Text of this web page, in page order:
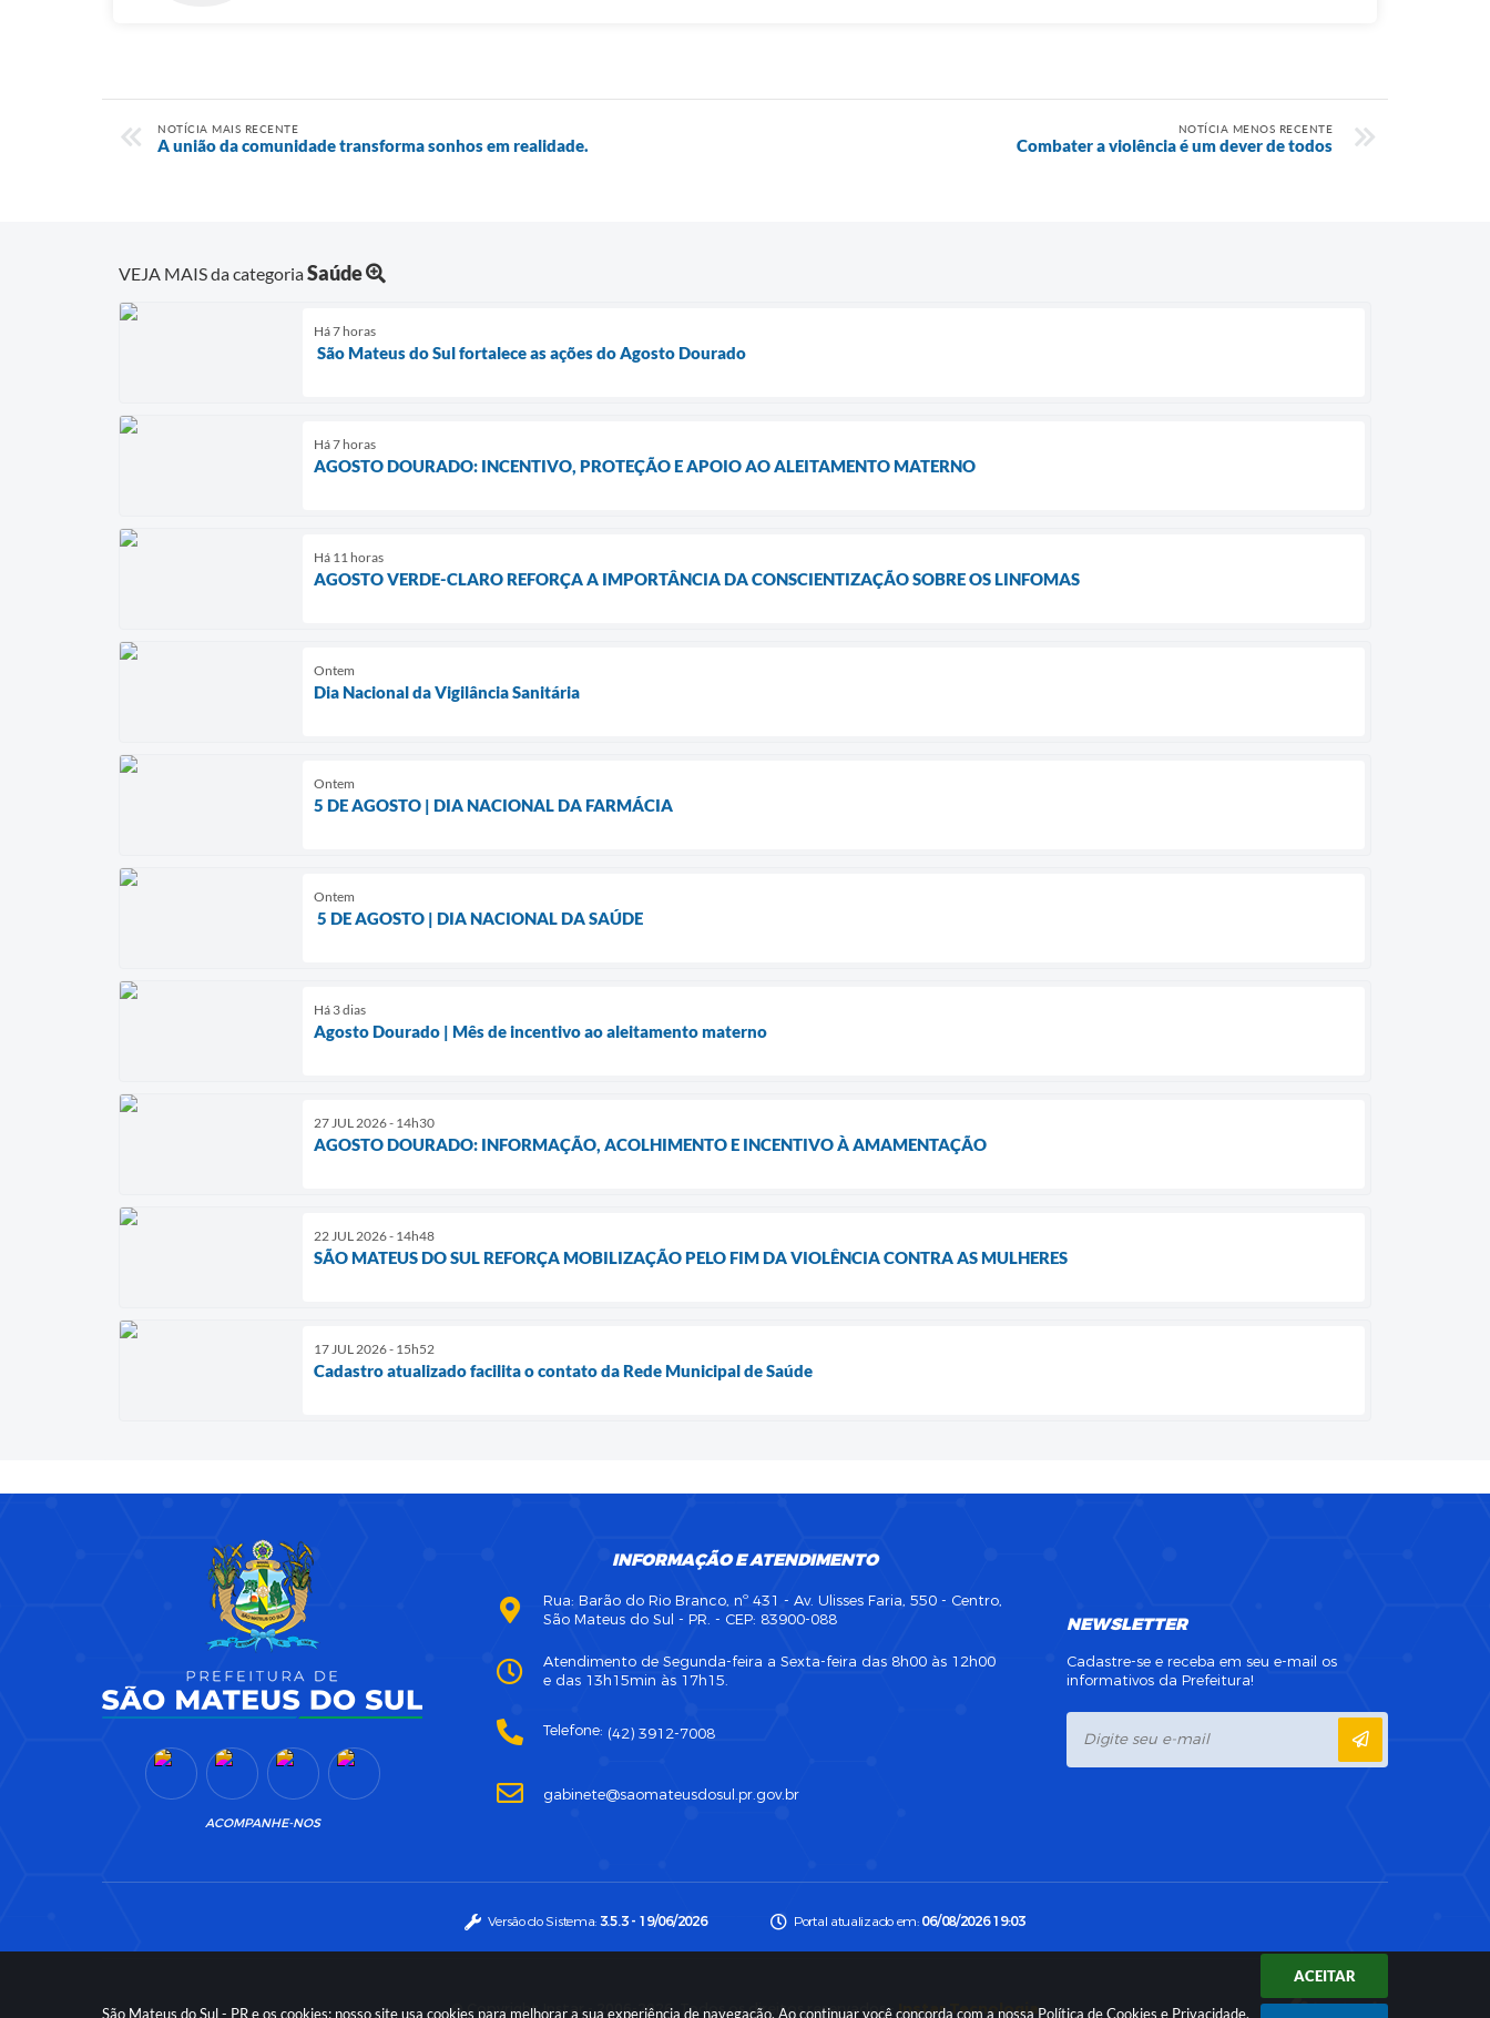
São Mateus do Sul - PR e os cookies: nosso site usa cookies para melhorar a sua experiência de navegação. Ao continuar você concorda com a nossa Política de Cookies e Privacidade.
ACEITAR
NOTÍCIA MAIS RECENTE
A união da comunidade transforma sonhos em realidade.
NOTÍCIA MENOS RECENTE
Combater a violência é um dever de todos
VEJA MAIS da categoriaSaúde
Há 7 horas
São Mateus do Sul fortalece as ações do Agosto Dourado
Há 7 horas
AGOSTO DOURADO: INCENTIVO, PROTEÇÃO E APOIO AO ALEITAMENTO MATERNO
Há 11 horas
AGOSTO VERDE-CLARO REFORÇA A IMPORTÂNCIA DA CONSCIENTIZAÇÃO SOBRE OS LINFOMAS
Ontem
Dia Nacional da Vigilância Sanitária
Ontem
5 DE AGOSTO | DIA NACIONAL DA FARMÁCIA
Ontem
5 DE AGOSTO | DIA NACIONAL DA SAÚDE
Há 3 dias
Agosto Dourado | Mês de incentivo ao aleitamento materno
27 JUL 2026 - 14h30
AGOSTO DOURADO: INFORMAÇÃO, ACOLHIMENTO E INCENTIVO À AMAMENTAÇÃO
22 JUL 2026 - 14h48
SÃO MATEUS DO SUL REFORÇA MOBILIZAÇÃO PELO FIM DA VIOLÊNCIA CONTRA AS MULHERES
17 JUL 2026 - 15h52
Cadastro atualizado facilita o contato da Rede Municipal de Saúde
ACOMPANHE-NOS
INFORMAÇÃO E ATENDIMENTO
Rua: Barão do Rio Branco, nº 431 - Av. Ulisses Faria, 550 - Centro,
São Mateus do Sul - PR. - CEP: 83900-088
Atendimento de Segunda-feira a Sexta-feira das 8h00 às 12h00
e das 13h15min às 17h15.
Telefone: (42) 3912-7008
gabinete@saomateusdosul.pr.gov.br
NEWSLETTER
Cadastre-se e receba em seu e-mail os
informativos da Prefeitura!
Versão do Sistema:3.5.3 - 19/06/2026 Portal atualizado em:06/08/2026 19:03
© Copyright Instar - 2006-2026. Todos os direitos reservados -Instar Tecnologia